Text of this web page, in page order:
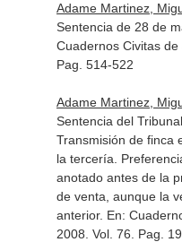
Adame Martinez,
Sentencia de 28 de
Cuadernos Civitas
Pag. 514-522
Adame Martinez,
Sentencia del
Transmisión de finca
la tercería.
anotado antes de la
de venta, aunque la
anterior. En:
2008. Vol. 76. Pag.